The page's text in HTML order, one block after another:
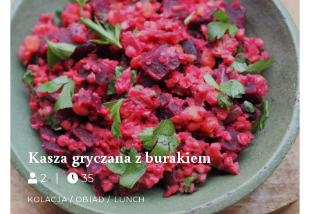
Kasza gryczana z burakiem
2 | 35
KOLACJA/ OBIAD / LUNCH